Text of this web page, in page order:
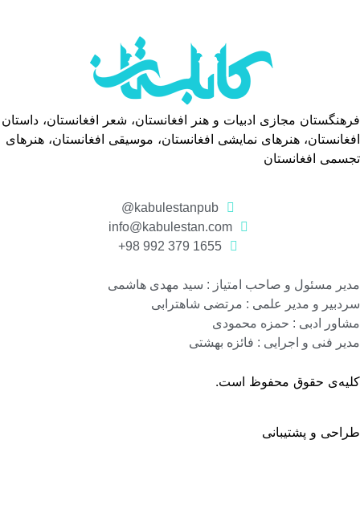
مجازی ادبیات و هنر افغانستان، شعر افغانستان، داستان
هنرهای نمایشی افغانستان، موسیقی افغانستان، هنرهای
افغانستان
kabulestanpub@
info@kabulestan.com
1655 379 992 98+
مسئول و صاحب امتیاز : سید مهدی هاشمی
و مدیر علمی : مرتضی شاهترابی
ادبی : حمزه محمودی
فنی و اجرایی : فائزه بهشتی
حقوق محفوظ است.
و پشتیبانی گروه نرم افزاری رسانه